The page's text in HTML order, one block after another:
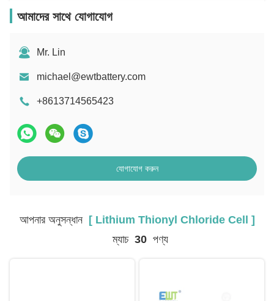
আমাদের সাথে যোগাযোগ
Mr. Lin
michael@ewtbattery.com
+8613714565423
যোগাযোগ করুন
আপনার অনুসন্ধান[ Lithium Thionyl Chloride Cell ]
ম্যাচ 30পণ্য